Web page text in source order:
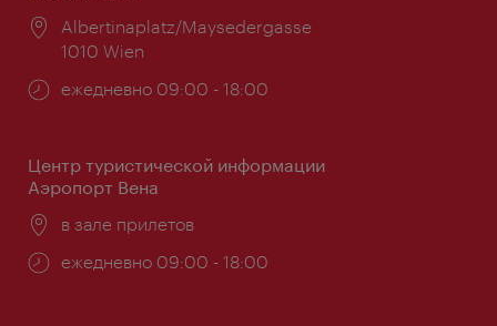
Расположение:
Albertinaplatz/Maysedergasse
1010 Wien
Часы
ежедневно 09:00 - 18:00
Центр туристической информации
Аэропорт Вена
Расположение:
в зале прилетов
Часы
ежедневно 09:00 - 18:00